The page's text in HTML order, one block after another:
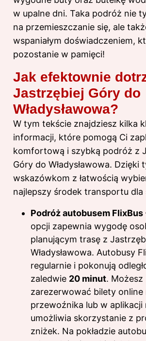
w upalne dni. Taka podróż nie
na przemieszczanie się, ale
wspaniałym doświadczeniem,
pozostanie w pamięci!
Jak efektownie
Jastrzębiej Góry do
Władysławowa?
W tym tekście znajdziesz kilka
informacji, które pomogą Ci
komfortową i szybką podróż z
Góry do Władysławowa. Dzięki
wskazówkom z łatwością
najlepszy środek transportu dla
Podróż autobusem FlixBus
opcji zapewnia wygodę
planującym trasę z
Władysławowa. Autobusy
regularnie i pokonują
zaledwie 20 minut. Możesz
zarezerwować bilety online
przewoźnika lub w aplikacji
umożliwia skorzystanie z
zniżek. Na pokładzie